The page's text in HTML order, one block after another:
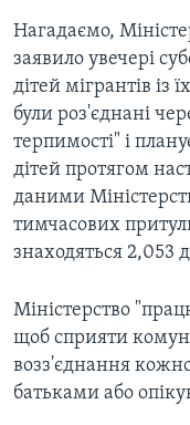
Нагадаємо,
заявило увечері
дітей мігрантів
були роз'єднані
терпимості" і
дітей протягом
даними
тимчасових
знаходяться 2,053
Міністерство
щоб сприяти
возз'єднання
батьками або